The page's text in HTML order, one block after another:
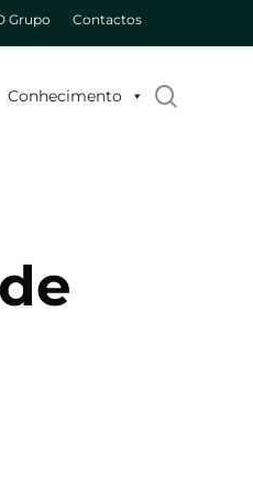
Grupo Contactos
Conhecimento